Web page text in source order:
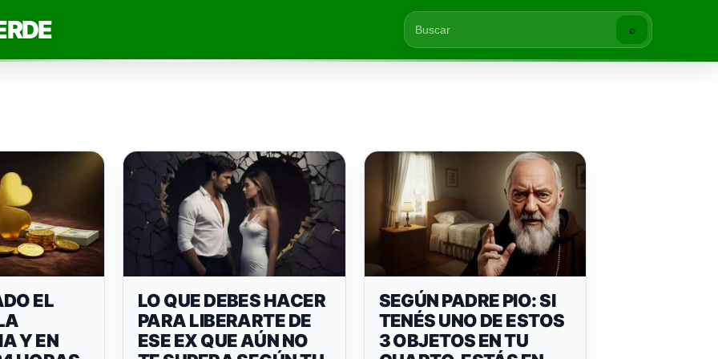
⌕
EL
Y EN
LO QUE DEBES HACER
PARA LIBERARTE DE
ESE EX QUE AÚN NO
SEGÚN PADRE PIO: SI
TENÉS UNO DE ESTOS
3 OBJETOS EN TU